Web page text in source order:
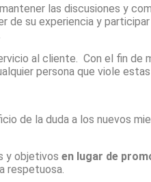
las discusiones y
su experiencia y
al cliente. Con el fin de
persona que viole
de la duda a los nuevos
y objetivos en lugar de
respetuosa.